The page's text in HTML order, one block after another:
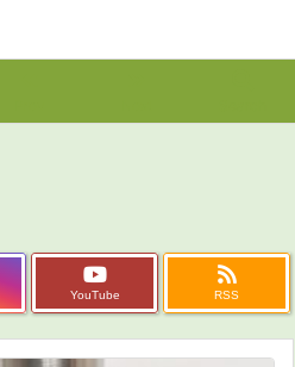
YouTube RSS